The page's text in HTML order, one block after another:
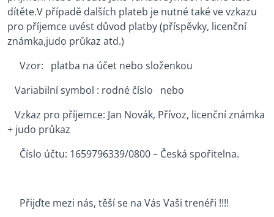
dítěte.V případě dalších plateb je nutné také ve vzkazu
pro příjemce uvést důvod platby (příspěvky, licenční
známka,judo průkaz atd.)
Vzor: platba na účet nebo složenkou
Variabilní symbol : rodné číslo nebo
Vzkaz pro příjemce: Jan Novák, Přívoz, licenční známka
+ judo průkaz
Číslo účtu: 1659796339/0800 – Česká spořitelna.
Přijďte mezi nás, těší se na Vás Vaši trenéři !!!!